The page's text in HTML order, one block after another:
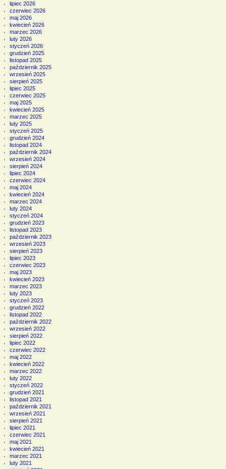
lipiec 2026
czerwiec 2026
maj 2026
kwiecień 2026
marzec 2026
luty 2026
styczeń 2026
grudzień 2025
listopad 2025
październik 2025
wrzesień 2025
sierpień 2025
lipiec 2025
czerwiec 2025
maj 2025
kwiecień 2025
marzec 2025
luty 2025
styczeń 2025
grudzień 2024
listopad 2024
październik 2024
wrzesień 2024
sierpień 2024
lipiec 2024
czerwiec 2024
maj 2024
kwiecień 2024
marzec 2024
luty 2024
styczeń 2024
grudzień 2023
listopad 2023
październik 2023
wrzesień 2023
sierpień 2023
lipiec 2023
czerwiec 2023
maj 2023
kwiecień 2023
marzec 2023
luty 2023
styczeń 2023
grudzień 2022
listopad 2022
październik 2022
wrzesień 2022
sierpień 2022
lipiec 2022
czerwiec 2022
maj 2022
kwiecień 2022
marzec 2022
luty 2022
styczeń 2022
grudzień 2021
listopad 2021
październik 2021
wrzesień 2021
sierpień 2021
lipiec 2021
czerwiec 2021
maj 2021
kwiecień 2021
marzec 2021
luty 2021